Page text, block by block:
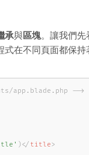
承與區塊。讓我們先
在不同頁面都保
app.blade.php -->
) </ title>